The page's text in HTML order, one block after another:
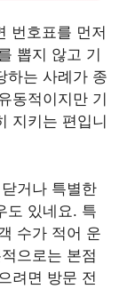
번호표를 먼저
뽑지 않고 기
하는 사례가 종
동적이지만 기
지키는 편입니
거나 특별한
도 있네요. 특
수가 적어 운
으로는 본점
려면 방문 전